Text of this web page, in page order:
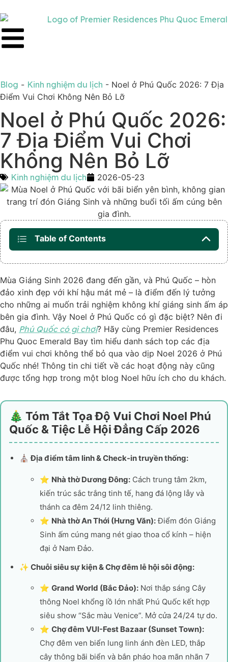
Blog - Kinh nghiệm du lịch - Noel ở Phú Quốc 2026: 7 Địa
Điểm Vui Chơi Không Nên Bỏ Lỡ
Noel ở Phú Quốc 2026:
7 Địa Điểm Vui Chơi
Không Nên Bỏ Lỡ
Kinh nghiệm du lịch 2026-05-23
Table of Contents
Mùa Giáng Sinh 2026 đang đến gần, và Phú Quốc – hòn
đảo xinh đẹp với khí hậu mát mẻ – là điểm đến lý tưởng
cho những ai muốn trải nghiệm không khí giáng sinh ấm áp
bên gia đình. Vậy Noel ở Phú Quốc có gì đặc biệt? Nên đi
đâu, Phú Quốc có gì chơi? Hãy cùng Premier Residences
Phu Quoc Emerald Bay tìm hiểu danh sách top các địa
điểm vui chơi không thể bỏ qua vào dịp Noel 2026 ở Phú
Quốc nhé! Thông tin chi tiết về các hoạt động này cũng
được tổng hợp trong một blog Noel hữu ích cho du khách.
🎄 Tóm Tắt Tọa Độ Vui Chơi Noel Phú
Quốc & Tiệc Lễ Hội Đẳng Cấp 2026
⛪ Địa điểm tâm linh & Check-in truyền thống:
⭐ Nhà thờ Dương Đông: Cách trung tâm 2km,
kiến trúc sắc trắng tinh tế, hang đá lộng lẫy và
thánh ca đêm 24/12 linh thiêng.
⭐ Nhà thờ An Thới (Hưng Văn):Điểm đón Giáng
Sinh ấm cúng mang nét giao thoa cổ kính – hiện
đại ở Nam Đảo.
✨ Chuỗi siêu sự kiện & Chợ đêm lễ hội sôi động:
⭐ Grand World (Bắc Đảo): Nơi thắp sáng Cây
thông Noel khổng lồ lớn nhất Phú Quốc kết hợp
siêu show “Sắc màu Venice”. Mở cửa 24/24 tự do.
⭐ Chợ đêm VUI-Fest Bazaar (Sunset Town):
Chợ đêm ven biển lung linh ánh đèn LED, thắp
cây thông bãi biển và bắn pháo hoa mãn nhãn 7